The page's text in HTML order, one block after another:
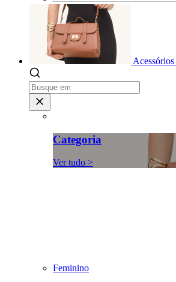
Acessórios
Categoria
Ver tudo >
Feminino